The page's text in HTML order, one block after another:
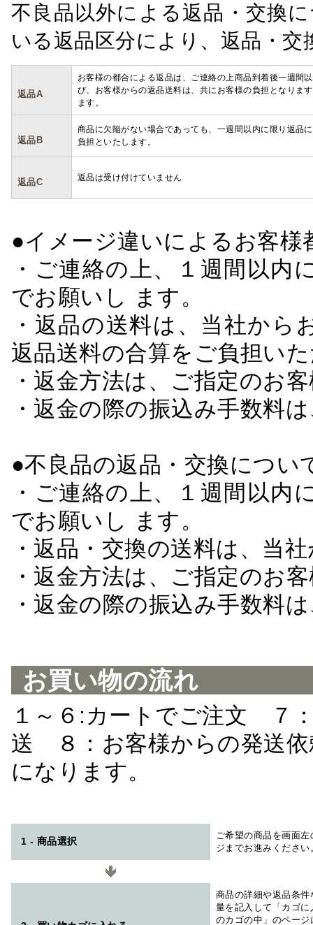
不良品以外による返品・交換
いる返品区分により、返品・
返品A
お客様の都合による返品は、ご連絡の上商品到着後一週間
び、お客様からの返品送料は、共にお客様の負担となりま
ます。
返品B
商品に欠陥がない場合であっても、一週間以内に限り返品
負担といたします。
返品C 返品は受け付けていません
●イメージ違いによるお客
・ご連絡の上、１週間以
でお願いし ます。
・返品の送料は、当社か
返品送料の合算をご負担い
・返金方法は、ご指定のお
・返金の際の振込み手数料
●不良品の返品・交換につい
・ご連絡の上、１週間以
でお願いし ます。
・返品・交換の送料は、当
・返金方法は、ご指定のお
・返金の際の振込み手数料
お買い物の流れ
１～６:カートでご注文 ７
送 ８：お客様からの発送
になります。
1 - 商品選択
ご希望の商品を画面
ジまでお進みください
商品の詳細や返品条
量を記入して「カゴ
のカゴの中」のペー